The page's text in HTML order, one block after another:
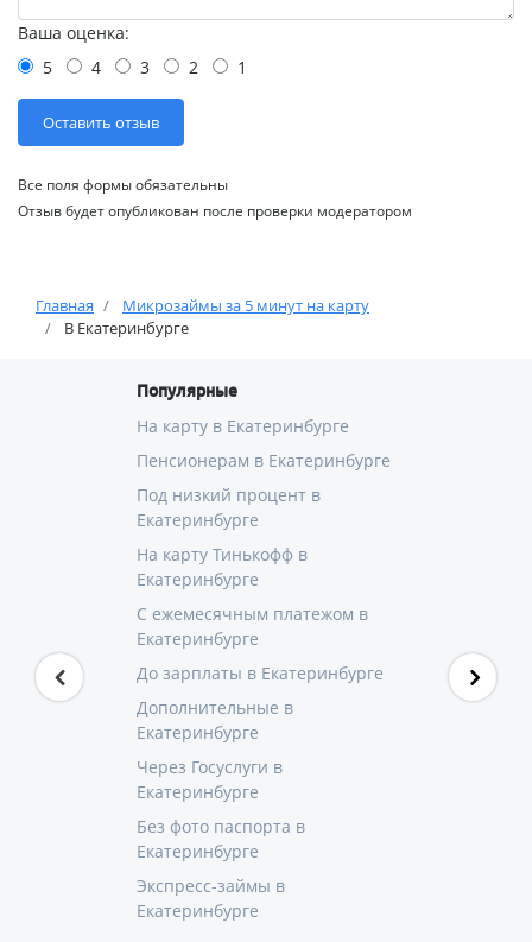
Ваша оценка:
5
4 3 2 1
Все поля формы обязательны
Отзыв будет опубликован после проверки модератором
Главная
Микрозаймы за 5 минут на карту
В Екатеринбурге
Популярные
На карту в Екатеринбурге
Пенсионерам в Екатеринбурге
Под низкий процент в
Екатеринбурге
На карту Тинькофф в
Екатеринбурге
С ежемесячным платежом в
Екатеринбурге
До зарплаты в Екатеринбурге
Дополнительные в
Екатеринбурге
Через Госуслуги в
Екатеринбурге
Без фото паспорта в
Екатеринбурге
Экспресс-займы в
Екатеринбурге